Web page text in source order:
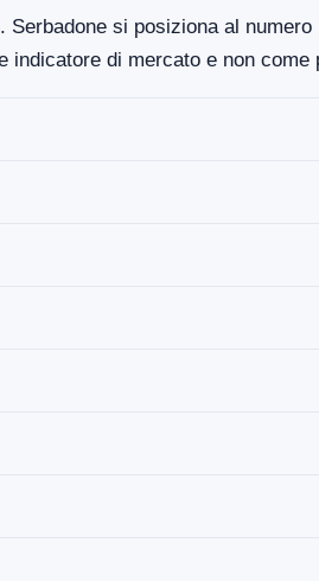
si posiziona al
indicatore di mercato e non come